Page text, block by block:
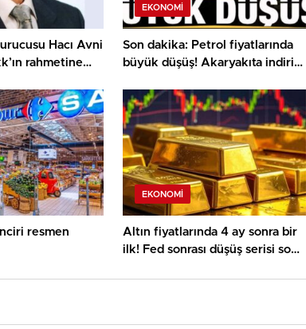
Hacı Avni
rahmetine
EKONOMI
Son dakika: Petrol fiyatlarında
büyük düşüş! Akaryakıta indirim
resmen
EKONOMI
Altın fiyatlarında 4 ay sonra bir
ilk! Fed sonrası düşüş serisi sona